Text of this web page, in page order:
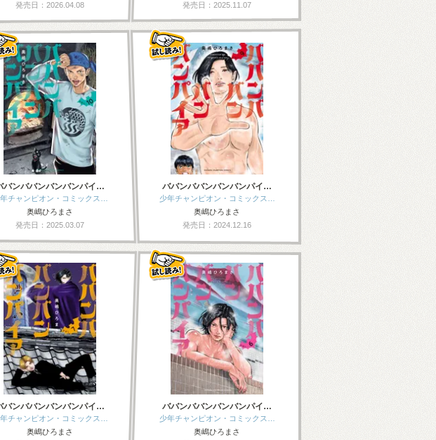
発売日：2026.04.08
発売日：2025.11.07
バンババンバンバンパイ…
チャンピオン・コミックス…
奥嶋ひろまさ
発売日：2025.03.07
ババンババンバンバンパイ…
少年チャンピオン・コミックス…
奥嶋ひろまさ
発売日：2024.12.16
バンババンバンバンパイ…
チャンピオン・コミックス…
奥嶋ひろまさ
ババンババンバンバンパイ…
少年チャンピオン・コミックス…
奥嶋ひろまさ